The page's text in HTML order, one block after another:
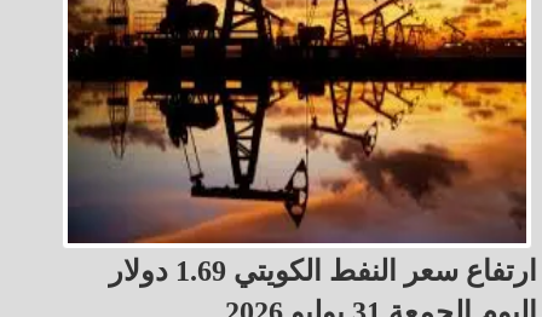
ارتفاع سعر النفط الكويتي 1.69 دولار